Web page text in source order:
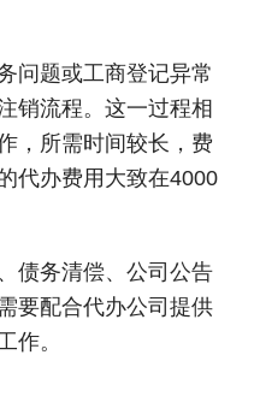
问题或工商登记异常
销流程。这一过程相
，所需时间较长，费
代办费用大致在4000
债务清偿、公司公告
要配合代办公司提供
作。